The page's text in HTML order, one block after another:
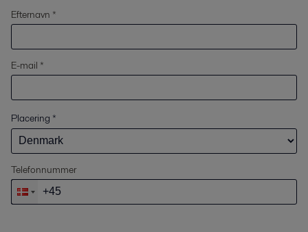
Efternavn *
E-mail *
Placering *
Telefonnummer